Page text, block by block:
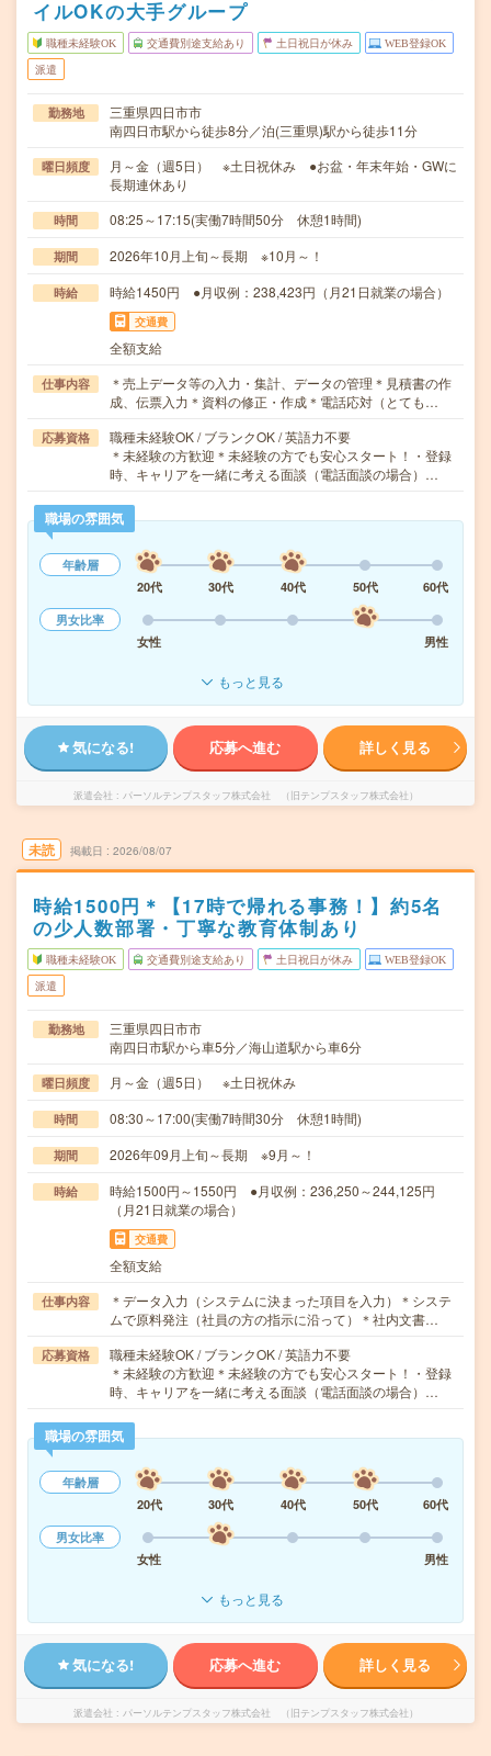
イルOKの大手グループ
職種未経験OK 交通費別途支給あり 土日祝日が休み WEB登録OK
派遣
勤務地
三重県四日市市
南四日市駅から徒歩8分／泊(三重県)駅から徒歩11分
曜日頻度
月～金（週5日） ※土日祝休み ●お盆・年末年始・GWに
長期連休あり
時間 08:25～17:15(実働7時間50分 休憩1時間)
期間 2026年10月上旬～長期 ※10月～！
時給 時給1450円 ●月収例：238,423円（月21日就業の場合）
交通費
全額支給
仕事内容
＊売上データ等の入力・集計、データの管理＊見積書の作
成、伝票入力＊資料の修正・作成＊電話応対（とても…
応募資格
職種未経験OK / ブランクOK / 英語力不要
＊未経験の方歓迎＊未経験の方でも安心スタート！・登録
時、キャリアを一緒に考える面談（電話面談の場合）…
職場の雰囲気
年齢層
20代
30代 40代 50代
60代
男女比率
女性
男性
もっと見る
気になる! 応募へ進む 詳しく見る
派遣会社 パーソルテンプスタッフ株式会社 （旧テンプスタッフ株式会社）
未読 掲載日 2026/08/07
時給1500円＊【17時で帰れる事務！】約5名
の少人数部署・丁寧な教育体制あり
職種未経験OK 交通費別途支給あり 土日祝日が休み WEB登録OK
派遣
勤務地
三重県四日市市
南四日市駅から車5分／海山道駅から車6分
曜日頻度 月～金（週5日） ※土日祝休み
時間 08:30～17:00(実働7時間30分 休憩1時間)
期間 2026年09月上旬～長期 ※9月～！
時給
時給1500円～1550円 ●月収例：236,250～244,125円
（月21日就業の場合）
交通費
全額支給
仕事内容
＊データ入力（システムに決まった項目を入力）＊システ
ムで原料発注（社員の方の指示に沿って）＊社内文書…
応募資格
職種未経験OK / ブランクOK / 英語力不要
＊未経験の方歓迎＊未経験の方でも安心スタート！・登録
時、キャリアを一緒に考える面談（電話面談の場合）…
職場の雰囲気
年齢層
20代
30代 40代 50代
60代
男女比率
女性
男性
もっと見る
気になる! 応募へ進む 詳しく見る
派遣会社 パーソルテンプスタッフ株式会社 （旧テンプスタッフ株式会社）